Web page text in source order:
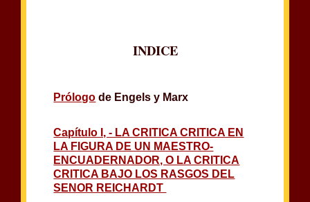
INDICE
Prólogo de Engels y Marx
Capítulo I, - LA CRITICA CRITICA EN
LA FIGURA DE UN MAESTRO-
ENCUADERNADOR, O LA CRITICA
CRITICA BAJO LOS RASGOS DEL
SENOR REICHARDT